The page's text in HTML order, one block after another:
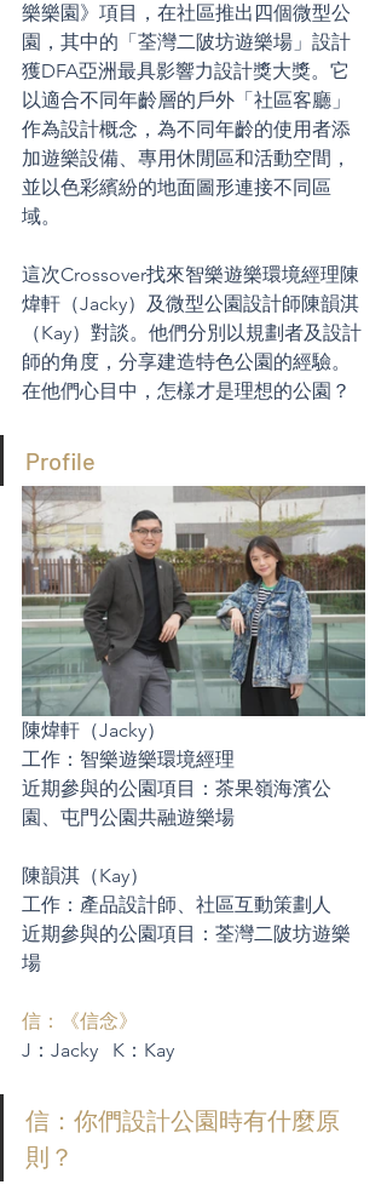
樂樂園》項目，在社區推出四個微型公
園，其中的「荃灣二陂坊遊樂場」設計
獲DFA亞洲最具影響力設計獎大獎。它
以適合不同年齡層的戶外「社區客廳」
作為設計概念，為不同年齡的使用者添
加遊樂設備、專用休閒區和活動空間，
並以色彩繽紛的地面圖形連接不同區
域。
這次Crossover找來智樂遊樂環境經理陳
煒軒（Jacky）及微型公園設計師陳韻淇
（Kay）對談。他們分別以規劃者及設計
師的角度，分享建造特色公園的經驗。
在他們心目中，怎樣才是理想的公園？
Profile
陳煒軒（Jacky）
工作：智樂遊樂環境經理
近期參與的公園項目：茶果嶺海濱公
園、屯門公園共融遊樂場
陳韻淇（Kay）
工作：產品設計師、社區互動策劃人
近期參與的公園項目：荃灣二陂坊遊樂
場
信：《信念》
J：Jacky   K：Kay
信：你們設計公園時有什麼原
則？